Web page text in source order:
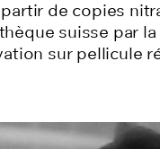
de copies
suisse par
sur pellicule